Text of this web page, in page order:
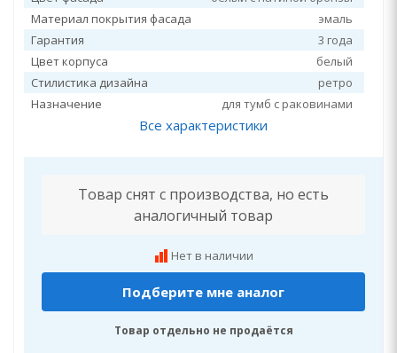
Материал покрытия фасада
эмаль
Гарантия
3 года
Цвет корпуса
белый
Стилистика дизайна
ретро
Назначение
для тумб с раковинами
Все характеристики
Товар снят с производства, но есть
аналогичный товар
Нет в наличии
Подберите мне аналог
Товар отдельно не продаётся